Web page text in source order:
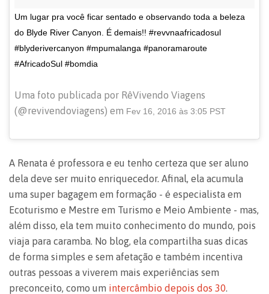
Um lugar pra você ficar sentado e observando toda a beleza
do Blyde River Canyon. É demais!! #revvnaafricadosul
#blyderivercanyon #mpumalanga #panoramaroute
#AfricadoSul #bomdia
Uma foto publicada por RêVivendo Viagens
(@revivendoviagens) em Fev 16, 2016 às 3:05 PST
A Renata é professora e eu tenho certeza que ser aluno
dela deve ser muito enriquecedor. Afinal, ela acumula
uma super bagagem em formação - é especialista em
Ecoturismo e Mestre em Turismo e Meio Ambiente - mas,
além disso, ela tem muito conhecimento do mundo, pois
viaja para caramba. No blog, ela compartilha suas dicas
de forma simples e sem afetação e também incentiva
outras pessoas a viverem mais experiências sem
preconceito, como um intercâmbio depois dos 30.